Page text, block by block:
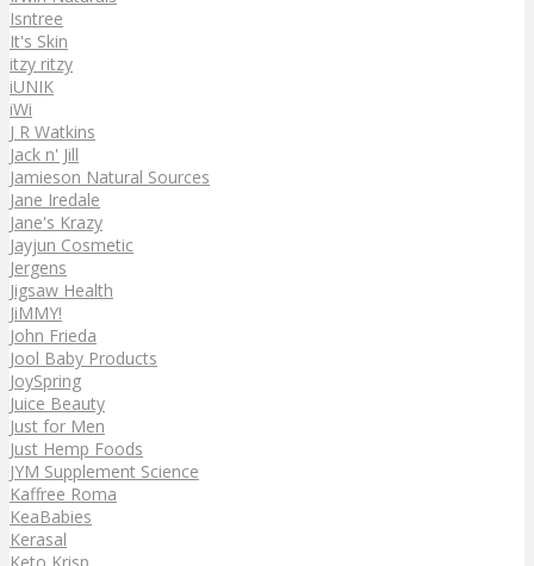
Isntree
It's Skin
itzy ritzy
iUNIK
iWi
J R Watkins
Jack n' Jill
Jamieson Natural Sources
Jane Iredale
Jane's Krazy
Jayjun Cosmetic
Jergens
Jigsaw Health
JiMMY!
John Frieda
Jool Baby Products
JoySpring
Juice Beauty
Just for Men
Just Hemp Foods
JYM Supplement Science
Kaffree Roma
KeaBabies
Kerasal